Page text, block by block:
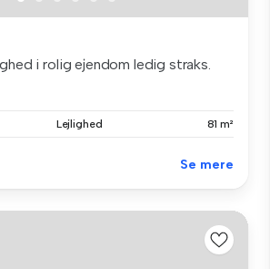
i rolig ejendom ledig straks.
Lejlighed 81 m²
Se mere